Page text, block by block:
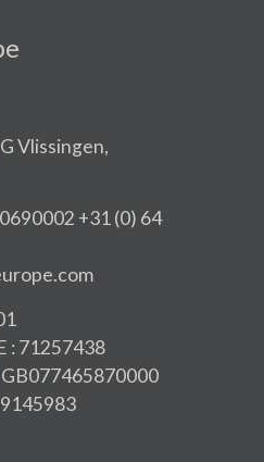
Vlissingen,
+31 (0) 64
: 71257438